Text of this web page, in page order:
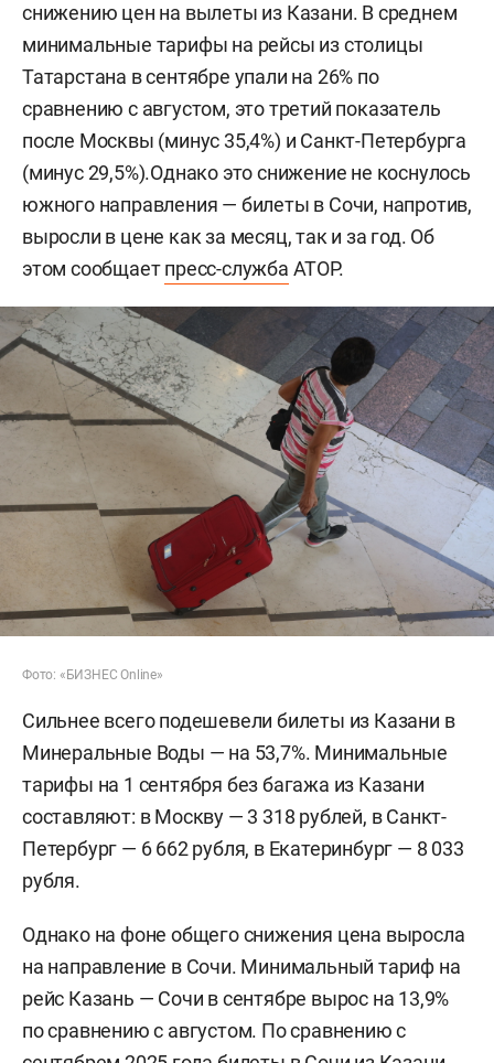
снижению цен на вылеты из Казани. В среднем
минимальные тарифы на рейсы из столицы
Татарстана в сентябре упали на 26% по
сравнению с августом, это третий показатель
после Москвы (минус 35,4%) и Санкт-Петербурга
(минус 29,5%).Однако это снижение не коснулось
южного направления — билеты в Сочи, напротив,
выросли в цене как за месяц, так и за год. Об
этом сообщаетпресс-служба АТОР.
Фото: «БИЗНЕС Online»
Сильнее всего подешевели билеты из Казани в
Минеральные Воды — на 53,7%. Минимальные
тарифы на 1 сентября без багажа из Казани
составляют: в Москву — 3 318 рублей, в Санкт-
Петербург — 6 662 рубля, в Екатеринбург — 8 033
рубля.
Однако на фоне общего снижения цена выросла
на направление в Сочи. Минимальный тариф на
рейс Казань — Сочи в сентябре вырос на 13,9%
по сравнению с августом. По сравнению с